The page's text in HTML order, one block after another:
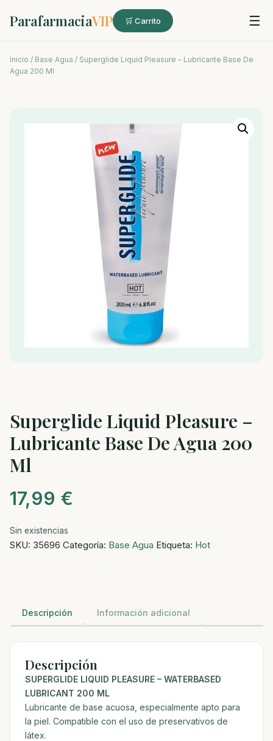
ParafarmaciaVIP 🛒 Carrito ☰
Inicio / Base Agua / Superglide Liquid Pleasure – Lubricante Base De
Agua 200 Ml
Superglide Liquid Pleasure –
Lubricante Base De Agua 200
Ml
17,99 €
Sin existencias
SKU: 35696 Categoría: Base Agua Etiqueta: Hot
Descripción Información adicional
Descripción
SUPERGLIDE LIQUID PLEASURE – WATERBASED
LUBRICANT 200 ML
Lubricante de base acuosa, especialmente apto para
la piel. Compatible con el uso de preservativos de
látex.